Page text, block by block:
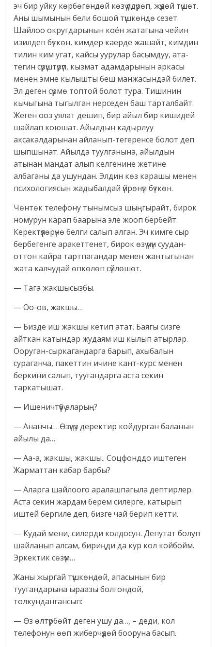
эч бир уйку көрбөгөндөй көзү үлдүрөп, жүдөй түшөт.
Аны шымынын бели бошой түшкөндө сезет.
Шайлоо округдарынын коён жатагына чейин
изилдеп бүткөн, кимдер каерде жашайт, кимдин
тилин ким угат, кайсы уурулар басымдуу, ата-
тегин сүрүштүрүп, кызмат адамдарынын аркасы
менен эмне кылышты беш манжасындай билет.
Эл деген сүрмө топтой болот тура. Тишинин
кычыгына тыгылган нерседен баш тарталбайт.
Жеген ооз уялат дешип, бир айыл бир кишидей
шайлап коюшат. Айылдын кадырлуу
аксакалдарынан айланып-тегеренсе болот деп
шыпшынат. Айылда туулганына, айылдын
атынан мандат алып келгенине жетине
албаганы да ушундан. Элдин көз карашы менен
психологиясын жадыбалдай үйрөнүп бүткөн.
Чөнтөк телефону тынымсыз шыңгырайт, бирок
номурун карап баарына эле жооп бербейт.
Керектүүлөрүнө белги салып алган. Эч кимге сыр
бербегенге аракеттенет, бирок өзү үчүн суудан-
оттон кайра тартпагандар менен жантыгынан
жата калчудай өпкөлөп сүйлөшөт.
— Тага жакшысызбы.
— Оо-ов, жакшы…
— Бизде иш жакшы кетип атат. Баягы сизге
айткан катындар жудаям иш кылып атырлар.
Ооруган-сыркагандарга барып, ахыбалын
сураганча, пакеттин ичине кант-курс менен
беркини салып, туугандарга аста секин
таркатышат.
— Ишеничтүүбү аларың?
— Ананчы… Өзүңүз деректир койдурган баланын
айылы да…
— Аа-а, жакшы, жакшы.. Соцфонддо иштеген
Жарматтан кабар барбы?
— Аларга шайлоого аралашпагыла дептирлер.
Аста секин жардам берем силерге, катырып
иштей бергиле деп, бизге чай берип кетти.
— Кудай мени, силерди колдосун. Депутат болуп
шайланып алсам, бириңди да кур кол койбойм.
Эркектик сөзүм…
Жаны жыргай түшкөндөй, апасынын бир
туугандарына ыраазы болгондой,
толкундангансып:
— Өз өлтүрбөйт деген ушу да…, – деди, кол
телефонун өөп жиберчүдөй бооруна басып.